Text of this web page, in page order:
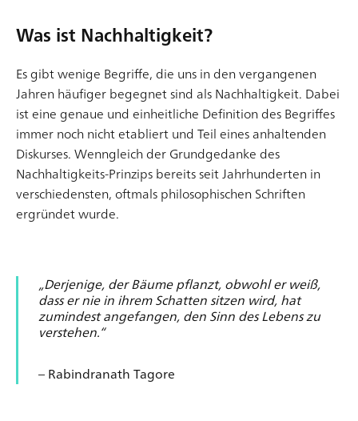
Die Bedeutung von Usability und User Testing im
Designprozess
Bei der Gestaltung eines Services oder Produktes gilt
es, im Sinne einer optimalen User Experience die
Nutzersicht einzunehmen ­– eine Sicht, die zumeist von
Verhaltensmustern und angelernten Gewohnheiten
geprägt ist und nach Erwartungskonformität sowie
Erwartungen und Anforderungen der Endbenutz
Was ist Nachhaltigkeit?
Es gibt wenige Begriffe, die uns in den vergangenen
Jahren häufiger begegnet sind als Nachhaltigkeit. Dabei
ist eine genaue und einheitliche Definition des Begriffes
immer noch nicht etabliert und Teil eines anhaltenden
Diskurses. Wenngleich der Grundgedanke des
Nachhaltigkeits-Prinzips bereits seit Jahrhunderten in
verschiedensten, oftmals philosophischen Schriften
ergründet wurde.
„Derjenige, der Bäume pflanzt, obwohl er weiß,
dass er nie in ihrem Schatten sitzen wird, hat
zumindest angefangen, den Sinn des Lebens zu
verstehen.“
– Rabindranath Tagore